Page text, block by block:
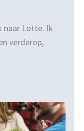
naar Lotte. Ik
verderop,